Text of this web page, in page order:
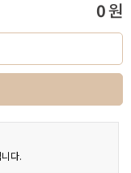
0원
다.